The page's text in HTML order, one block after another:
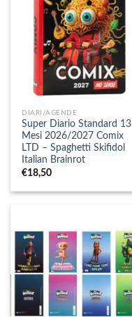
DIARI/AGENDE
Super Diario Standard 13
Mesi 2026/2027 Comix
LTD – Spaghetti Skifidol
Italian Brainrot
€18,50